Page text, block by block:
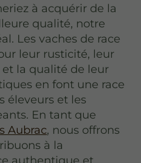
à acquérir de la
qualité, notre
Les vaches de race
leur rusticité, leur
la qualité de leur
en font une race
éleveurs et les
En tant que
Aubrac, nous offrons
à la
authentique et